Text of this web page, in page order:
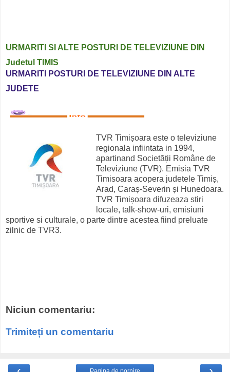
URMARITI SI ALTE POSTURI DE TELEVIZIUNE DIN
Judetul TIMIS
URMARITI POSTURI DE TELEVIZIUNE DIN ALTE
JUDETE
TVR Timișoara este o televiziune
regionala infiintata in 1994,
apartinand Societății Române de
Televiziune (TVR). Emisia TVR
Timisoara acopera judetele Timiș,
Arad, Caraș-Severin și Hunedoara.
TVR Timișoara difuzeaza stiri
locale, talk-show-uri, emisiuni
sportive si culturale, o parte dintre acestea fiind preluate
zilnic de TVR3.
Niciun comentariu:
Trimiteți un comentariu